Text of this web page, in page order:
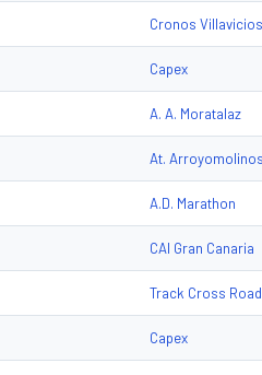
Cronos
Capex
A. A. Moratalaz
At. Arroyomolinos
A.D. Marathon
CAI Gran Canaria
Track Cross
Capex